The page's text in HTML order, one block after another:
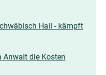
Hall - kämpft
Anwalt die Kosten